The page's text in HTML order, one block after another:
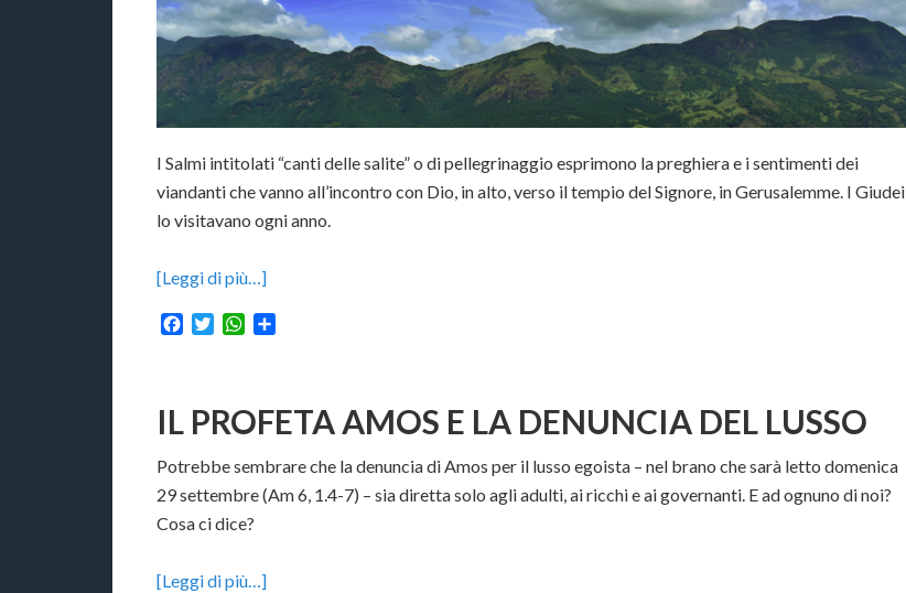
I Salmi intitolati “canti delle salite” o di pellegrinaggio esprimono la preghiera e i sentimenti dei
viandanti che vanno all’incontro con Dio, in alto, verso il tempio del Signore, in Gerusalemme. I Giudei
lo visitavano ogni anno.
[Leggi di più…]
Facebook
TwitterWhatsApp
IL PROFETA AMOS E LA DENUNCIA DEL LUSSO
Potrebbe sembrare che la denuncia di Amos per il lusso egoista – nel brano che sarà letto domenica
29 settembre (Am 6, 1.4-7) – sia diretta solo agli adulti, ai ricchi e ai governanti. E ad ognuno di noi?
Cosa ci dice?
[Leggi di più…]